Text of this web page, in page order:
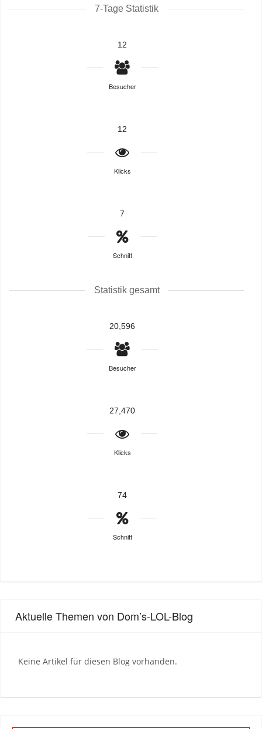
7-Tage Statistik
12
Besucher
12
Klicks
7
Schnitt
Statistik gesamt
20,596
Besucher
27,470
Klicks
74
Schnitt
Aktuelle Themen von Dom’s-LOL-Blog
Keine Artikel für diesen Blog vorhanden.